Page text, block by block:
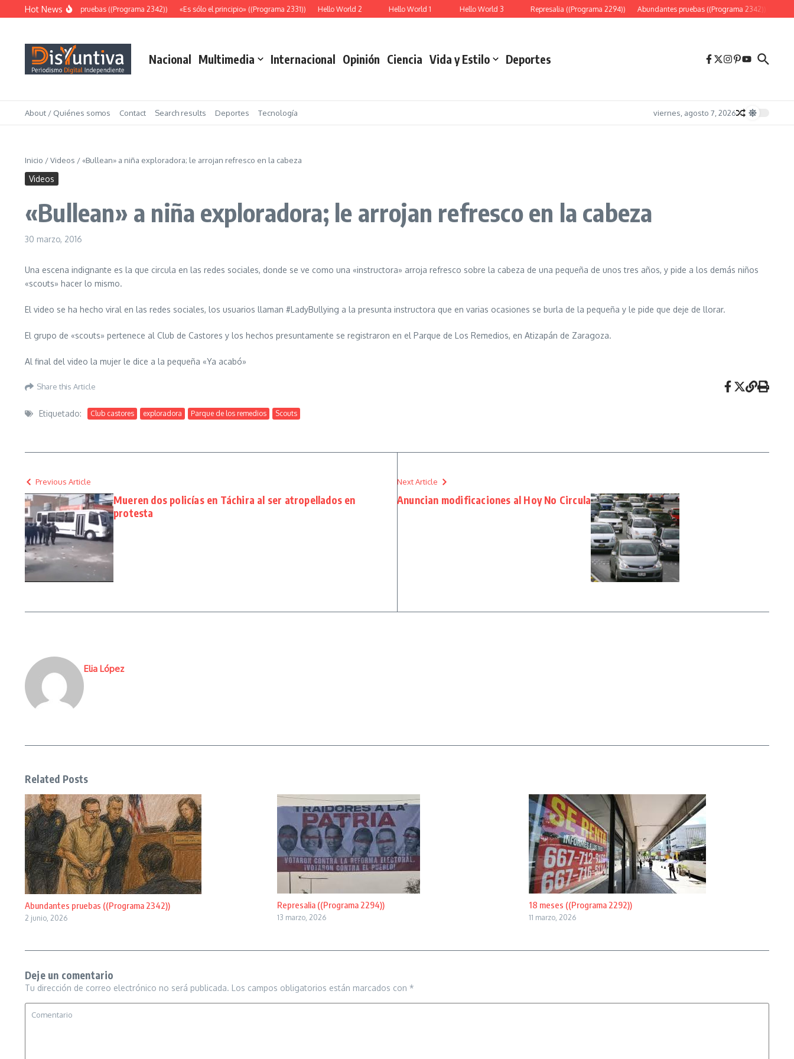
Saltar al contenido
Hot News
Abundantes pruebas ((Programa 2342)) «Es sólo el principio» ((Programa 2331)) Hello World 2 Hello World 1 Hello World 3 Represalia ((Programa 2294)) Abundantes pruebas ((Programa 2342))
Nacional Multimedia Internacional Opinión Ciencia Vida y Estilo Deportes
About / Quiénes somos Contact Search results Deportes Tecnología viernes, agosto 7, 2026
Inicio /Videos /«Bullean» a niña exploradora; le arrojan refresco en la cabeza
Videos
«Bullean» a niña exploradora; le arrojan refresco en la cabeza
30 marzo, 2016
Una escena indignante es la que circula en las redes sociales, donde se ve como una «instructora» arroja refresco sobre la cabeza de una pequeña de unos tres años, y pide a los demás niños
«scouts» hacer lo mismo.
El video se ha hecho viral en las redes sociales, los usuarios llaman #LadyBullying a la presunta instructora que en varias ocasiones se burla de la pequeña y le pide que deje de llorar.
El grupo de «scouts» pertenece al Club de Castores y los hechos presuntamente se registraron en el Parque de Los Remedios, en Atizapán de Zaragoza.
Al final del video la mujer le dice a la pequeña «Ya acabó»
Share this Article
Etiquetado: Club castores exploradora Parque de los remedios Scouts
Previous Article
Mueren dos policías en Táchira al ser atropellados en
protesta
Next Article
Anuncian modificaciones al Hoy No Circula
Elia López
Related Posts
Abundantes pruebas ((Programa 2342))
2 junio, 2026
Represalia ((Programa 2294))
13 marzo, 2026
18 meses ((Programa 2292))
11 marzo, 2026
Deje un comentario
Tu dirección de correo electrónico no será publicada. Los campos obligatorios están marcados con *